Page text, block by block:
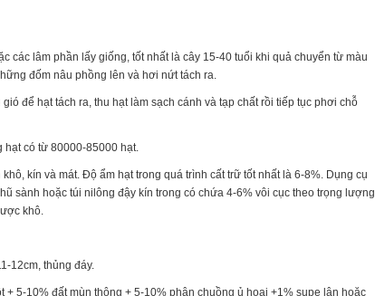
các lâm phần lấy giống, tốt nhất là cây 15-40 tuổi khi quả chuyển từ màu
đốm nâu phồng lên và hơi nứt tách ra.
để hạt tách ra, thu hạt làm sạch cánh và tạp chất rồi tiếp tục phơi chỗ
hạt có từ 80000-85000 hạt.
kín và mát. Độ ẩm hạt trong quá trình cất trữ tốt nhất là 6-8%. Dụng cụ
sành hoặc túi nilông đậy kín trong có chứa 4-6% vôi cục theo trọng lượng
khô.
12cm, thủng đáy.
+ 5-10% đất mùn thông + 5-10% phân chuồng ủ hoai +1% supe lân hoặc